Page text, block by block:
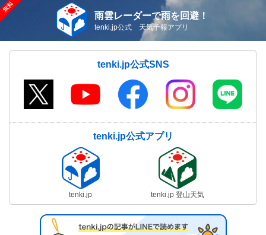
雨雲レーダーで雨を回避！
tenki.jp公式 天気予報アプリ
tenki.jp公式SNS
tenki.jp公式アプリ
tenki.jp tenki.jp 登山天気